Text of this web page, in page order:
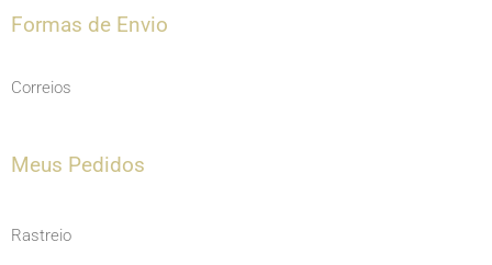
Formas de Envio
Correios
Meus Pedidos
Rastreio